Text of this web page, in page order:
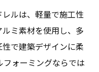
ルは、軽量で施工性
ミ素材を使用し、多
で建築デザインに柔
ォーミングならでは